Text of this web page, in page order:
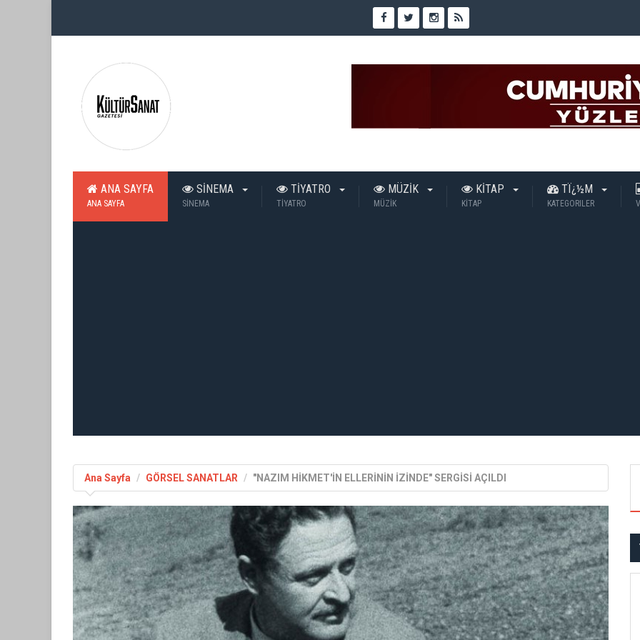
ANA SAYFA
ANA SAYFA
SİNEMA
SİNEMA
TİYATRO
TİYATRO
MÜZİK
MÜZİK
KİTAP
KİTAP
TÏ¿½M
KATEGORILER
Ana Sayfa GÖRSEL SANATLAR "NAZIM HİKMET'İN ELLERİNİN İZİNDE" SERGİSİ AÇILDI